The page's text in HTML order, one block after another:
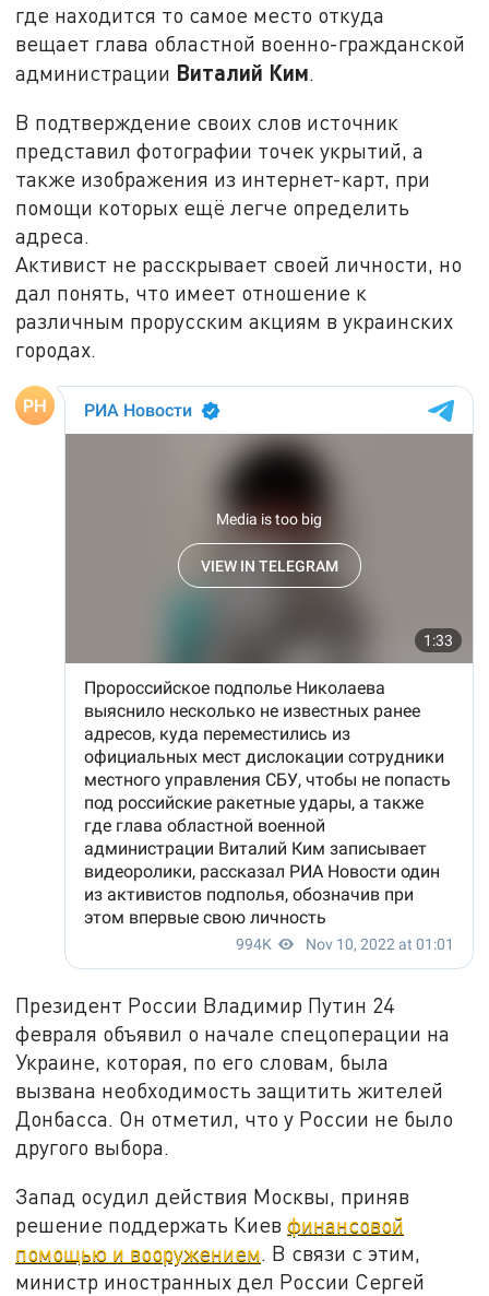
где находится то самое место откуда
вещает глава областной военно-гражданской
администрации Виталий Ким.
В подтверждение своих слов источник
представил фотографии точек укрытий, а
также изображения из интернет-карт, при
помощи которых ещё легче определить
адреса.
Активист не расскрывает своей личности, но
дал понять, что имеет отношение к
различным прорусским акциям в украинских
городах.
Президент России Владимир Путин 24
февраля объявил о начале спецоперации на
Украине, которая, по его словам, была
вызвана необходимость защитить жителей
Донбасса. Он отметил, что у России не было
другого выбора.
Запад осудил действия Москвы, приняв
решение поддержать Киевфинансовой
помощью и вооружением. В связи с этим,
министр иностранных дел России Сергей